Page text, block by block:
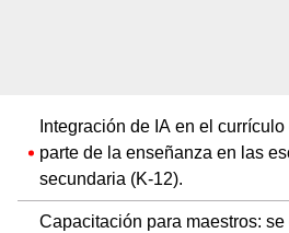
Integración de IA en el
parte de la enseñanza en las
secundaria (K-12).
Capacitación para maestros: